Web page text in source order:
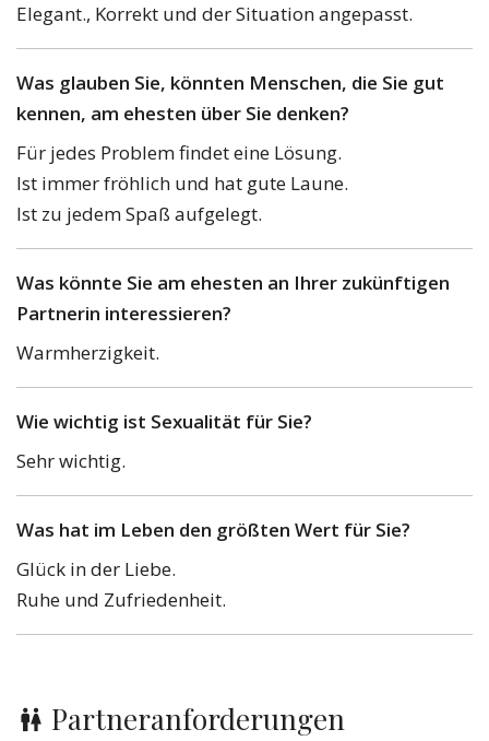
Elegant., Korrekt und der Situation angepasst.
Was glauben Sie, könnten Menschen, die Sie gut
kennen, am ehesten über Sie denken?
Für jedes Problem findet eine Lösung.
Ist immer fröhlich und hat gute Laune.
Ist zu jedem Spaß aufgelegt.
Was könnte Sie am ehesten an Ihrer zukünftigen
Partnerin interessieren?
Warmherzigkeit.
Wie wichtig ist Sexualität für Sie?
Sehr wichtig.
Was hat im Leben den größten Wert für Sie?
Glück in der Liebe.
Ruhe und Zufriedenheit.
Partneranforderungen